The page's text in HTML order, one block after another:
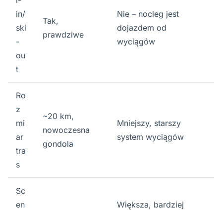
in/
ski
-
ou
t
Tak,
prawdziwe
Nie – nocleg jest
dojazdem od
wyciągów
Ro
z
mi
ar
tra
s
~20 km,
nowoczesna
gondola
Mniejszy, starszy
system wyciągów
Sc
en
Większa, bardziej